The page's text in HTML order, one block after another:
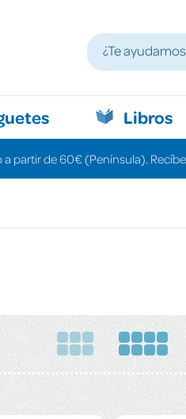
Libros
a partir de 60€ (Península).